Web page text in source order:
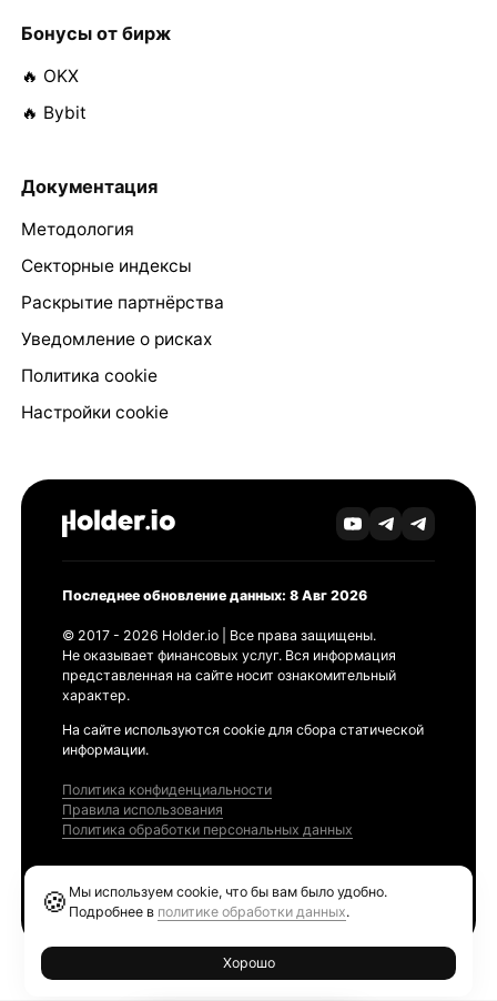
Бонусы от бирж
🔥 OKX
🔥 Bybit
Документация
Методология
Секторные индексы
Раскрытие партнёрства
Уведомление о рисках
Политика cookie
Настройки cookie
Последнее обновление данных: 8 Авг 2026
© 2017 - 2026 Holder.io | Все права защищены.
Не оказывает финансовых услуг. Вся информация
представленная на сайте носит ознакомительный
характер.
На сайте используются cookie для сбора статической
информации.
Политика конфиденциальности
Правила использования
Политика обработки персональных данных
🍪 Мы используем cookie, что бы вам было удобно.
Подробнее в политике обработки данных.
Хорошо
Ethereum GAS Tracker